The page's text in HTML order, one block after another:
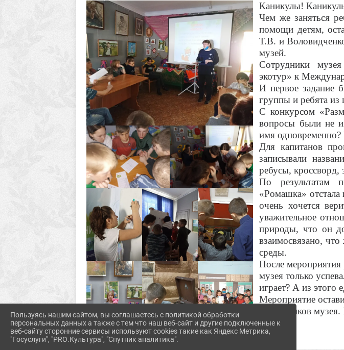
Каникулы!
Чем же заняться
помощи детям,
Т.В. и
музей.
Сотрудники
экотур» к
И первое задание
группы и ребята из
С конкурсом
вопросы были не
имя одновременно?
Для капитанов
записывали
ребусы, кроссворд,
По результатам
«Ромашка»
очень хочется
уважительное
природы, что он
взаимосвязано,
среды.
После мероприятия
музея только
играет? А из этого
Мероприятие
сотрудников
Пользуясь нашим сайтом, вы соглашаетесь с политикой обработки
персональных данных а также с тем что наш веб-сайт и другие подключенные к
веб-сайту сторонние сервисы используют cookies такие как Яндекс Метрика,
"Госуслуги", "PRO.Культура", "Спутник аналитика".